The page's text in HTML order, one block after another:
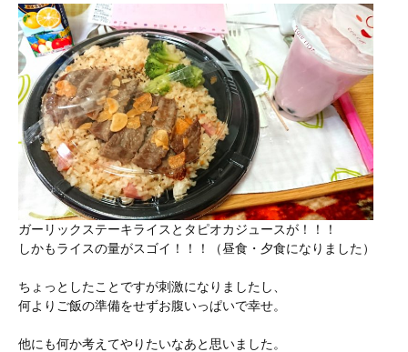
ガーリックステーキライスとタピオカジュースが！！！
しかもライスの量がスゴイ！！！（昼食・夕食になりました）
ちょっとしたことですが刺激になりましたし、
何よりご飯の準備をせずお腹いっぱいで幸せ。
他にも何か考えてやりたいなあと思いました。